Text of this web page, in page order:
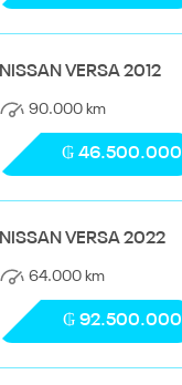
NISSAN VERSA 2012
90.000 km
₲ 46.500.000
NISSAN VERSA 2022
64.000 km
₲ 92.500.000